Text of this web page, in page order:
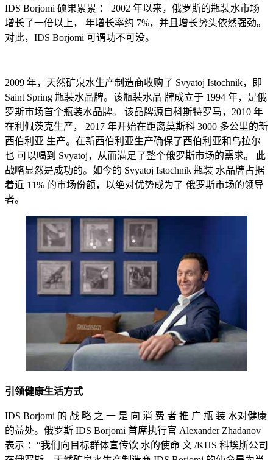
IDS Borjomi 硕果累累 ： 2002 年以来，俄罗斯的瓶装水市场
增长了一倍以上， 年增长率约 7%，并且增长势头依然强劲。
对此，IDS Borjomi 可谓功不可没。
2009 年，天然矿泉水生产制造商收购了 Svyatoj Istochnik，即
Saint Spring 瓶装水品牌。该瓶装水品 牌成立于 1994 年，是俄
罗斯市场首个瓶装水品牌。 该品牌源自科斯特罗马，2010 年
在利佩茨克生产， 2017 年开始在距离莫斯科 3000 多公里的新
西伯利亚 生产。在新西伯利亚生产确保了西伯利亚和乌拉尔
也 可以喝到 Svyatoj，从而满足了整个俄罗斯市场的需求。 此
战略显然是成功的。如今的 Svyatoj Istochnik 瓶装 水品牌占据
着近 11% 的市场份额，以绝对优势成为了 俄罗斯市场的领导
者。
引领健康生活方式
IDS Borjomi 的 战 略 之 一 是 向 消 费 者 推 广 瓶 装 水对健康
的益处。俄罗斯 IDS Borjomi 首席执行官 Alexander Zhadanov
表示 ：“我们向目标群体宣传饮 水的使命 文 /KHS 科埃斯公司